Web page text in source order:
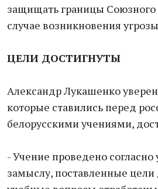
защищать границы Союзного
случае возникновения
ЦЕЛИ ДОСТИГНУТЫ
Александр Лукашенко
которые ставились перед
белорусскими учениями,
- Учение проведено
замыслу, поставленные цели